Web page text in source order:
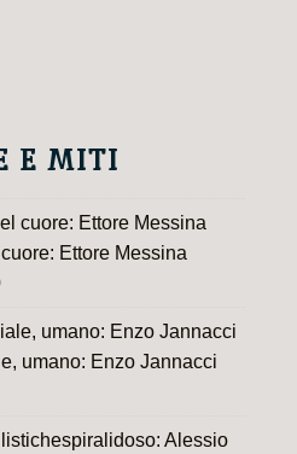
E MITI
Ettore Messina
umano: Enzo Jannacci